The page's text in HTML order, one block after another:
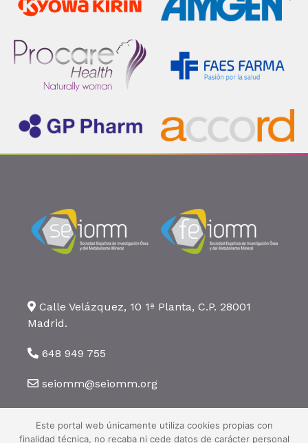
Calle Velázquez, 10 1ª Planta, C.P. 28001
Madrid.
648 949 755
seiomm@seiomm.org
Este portal web únicamente utiliza cookies propias con
finalidad técnica, no recaba ni cede datos de carácter personal